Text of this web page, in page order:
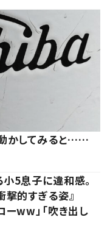
かしてみると……
5息子に違和感。
的すぎる姿』
ww」「吹き出し